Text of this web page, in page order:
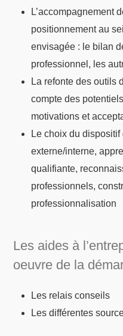
L’accompagnement
positionnement au
envisagée : le bilan
professionnel, les
La refonte des outils
compte des
motivations et
Le choix du
externe/interne,
qualifiante,
professionnels,
professionnalisation
Les aides à
oeuvre de la
Les relais conseils
Les différentes